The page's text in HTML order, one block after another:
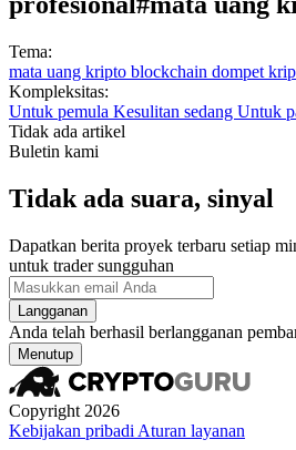
Tema:
mata uang kripto blockchain dompet
Kompleksitas:
Untuk pemula Kesulitan sedang Untuk
Tidak ada artikel
Buletin kami
Tidak ada suara, sinyal
Dapatkan berita proyek terbaru setiap
untuk trader sungguhan
Langganan
Anda telah berhasil berlangganan
Menutup
Copyright 2026
Kebijakan pribadi Aturan layanan